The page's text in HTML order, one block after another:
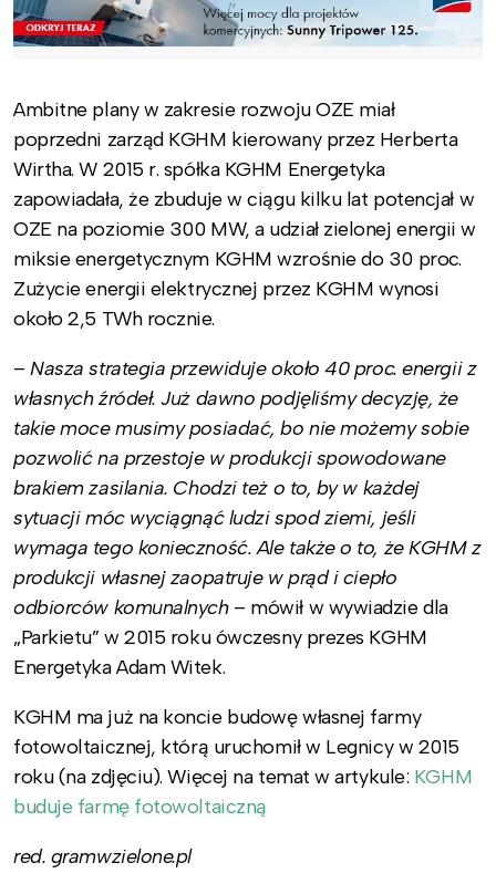
Ambitne plany w zakresie rozwoju OZE miał
poprzedni zarząd KGHM kierowany przez Herberta
Wirtha. W 2015 r. spółka KGHM Energetyka
zapowiadała, że zbuduje w ciągu kilku lat potencjał w
OZE na poziomie 300 MW, a udział zielonej energii w
miksie energetycznym KGHM wzrośnie do 30 proc.
Zużycie energii elektrycznej przez KGHM wynosi
około 2,5 TWh rocznie.
–Nasza strategia przewiduje około 40 proc. energii z
własnych źródeł. Już dawno podjęliśmy decyzję, że
takie moce musimy posiadać, bo nie możemy sobie
pozwolić na przestoje w produkcji spowodowane
brakiem zasilania. Chodzi też o to, by w każdej
sytuacji móc wyciągnąć ludzi spod ziemi, jeśli
wymaga tego konieczność. Ale także o to, że KGHM z
produkcji własnej zaopatruje w prąd i ciepło
odbiorców komunalnych – mówił w wywiadzie dla
„Parkietu” w 2015 roku ówczesny prezes KGHM
Energetyka Adam Witek.
KGHM ma już na koncie budowę własnej farmy
fotowoltaicznej, którą uruchomił w Legnicy w 2015
roku (na zdjęciu). Więcej na temat w artykule: KGHM
buduje farmę fotowoltaiczną
red. gramwzielone.pl